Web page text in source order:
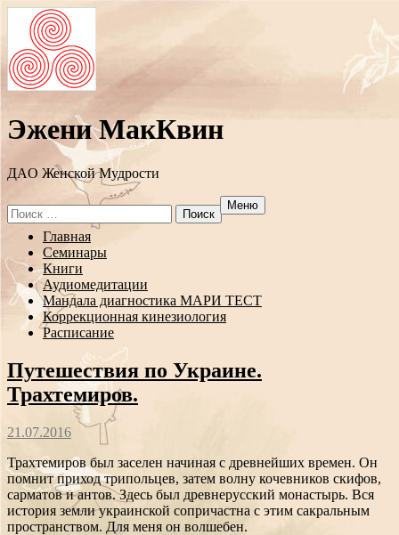
Эжени МакКвин
ДAO Женской Мудрости
Search
for:
Меню
Перейти
содержанию
Главная
Семинары
Книги
Аудиомедитации
Мандала диагностика МАРИ ТЕСТ
Коррекционная кинезиология
Расписание
Путешествия по Украине.
Трахтемиров.
21.07.2016
Трахтемиров был заселен начиная с древнейших времен. Он
помнит приход трипольцев, затем волну кочевников скифов,
сарматов и антов. Здесь был древнерусский монастырь. Вся
история земли украинской сопричастна с этим сакральным
пространством. Для меня он волшебен.